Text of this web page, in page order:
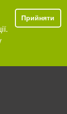
Прийняти